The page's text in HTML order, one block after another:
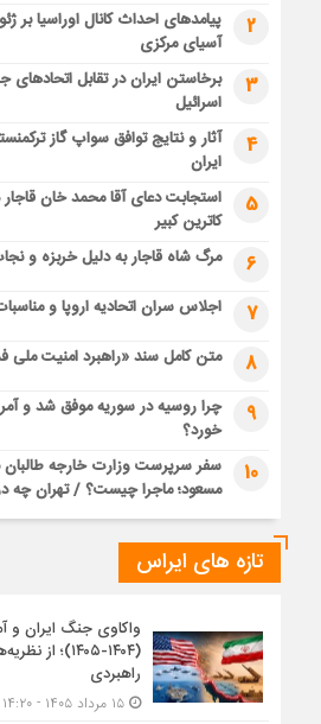
2
پیامدهای احداث کانال اوراسیا بر
آسیای مرکزی
3
برخاستن ایران در تقابل اتحادهای
اسرائیل
4
آثار و نتایج توافق سواپ گاز
ایران
5
استجابت دعای آقا محمد خان
کاترین کبیر
6 مرگ شاه قاجار به دلیل خربزه و
7 اجلاس سران اتحادیه اروپا و
8 متن کامل سند «راهبرد امنیت ملی
9
چرا روسیه در سوریه موفق شد و
خورد؟
10
سفر سرپرست وزارت خارجه طالبان
مسعود؛ ماجرا چیست؟ / تهران چه
تازه های ایراس
واکاوی جنگ ایران و
(۱۴۰۴-۱۴۰۵)؛
راهبردی
۱۵ مرداد ۱۴۰۵ - ۱۴:۲۰